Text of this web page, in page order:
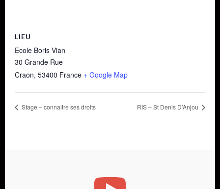
LIEU
Ecole Boris Vian
30 Grande Rue
Craon, 53400 France + Google Map
Stage – connaitre ses droits RIS – St Denis D’Anjou